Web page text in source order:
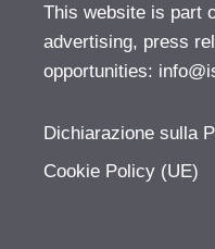
This website is part
advertising, press
opportunities:
Dichiarazione sulla
Cookie Policy (UE)